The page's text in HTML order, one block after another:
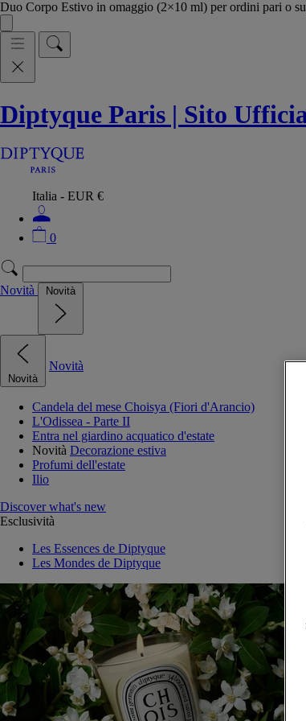
Duo Corpo Estivo in omaggio (2×10 ml) per ordini pari o
Diptyque Paris | Sito
Italia - EUR €
0
Novità Novità
Novità
Novità
Candela del mese Choisya (Fiori d'Arancio)
L'Odissea - Parte II
Entra nel giardino acquatico d'estate
Novità Decorazione estiva
Profumi dell'estate
Ilio
Discover what's new
Esclusività
Les Essences de Diptyque
Les Mondes de Diptyque